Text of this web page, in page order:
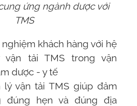
ứng ngành dược với
TMS
khách hàng với hệ
vận tải TMS trong vận
dược - y tế
vận tải TMS giúp đảm
đúng hẹn và đúng địa